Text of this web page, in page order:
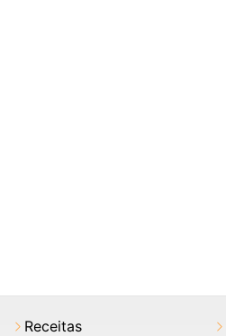
Receitas